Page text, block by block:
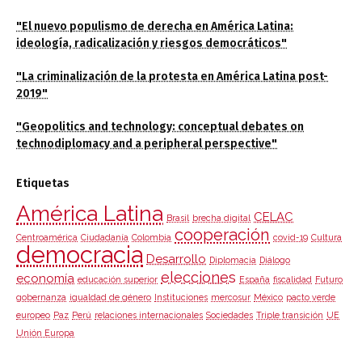
"El nuevo populismo de derecha en América Latina:
ideología, radicalización y riesgos democráticos"
"La criminalización de la protesta en América Latina post-
2019"
"Geopolitics and technology: conceptual debates on
technodiplomacy and a peripheral perspective"
Etiquetas
América Latina Brasil brecha digital CELAC
Centroamérica Ciudadanía Colombia cooperación covid-19 Cultura
democracia Desarrollo Diplomacia Diálogo
economía educación superior elecciones España fiscalidad Futuro
gobernanza igualdad de género Instituciones mercosur México pacto verde
europeo Paz Perú relaciones internacionales Sociedades Triple transición UE
Unión Europa